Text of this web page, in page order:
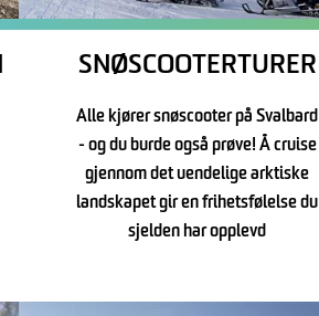
SNØSCOOTERTURER
Alle kjører snøscooter på Svalbard
- og du burde også prøve! Å cruise
gjennom det uendelige arktiske
landskapet gir en frihetsfølelse du
sjelden har opplevd